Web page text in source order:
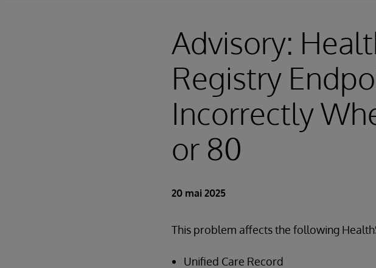
Advisory:
Registry
Incorrectly
or 80
20 mai 2025
This problem affects the following
Unified Care Record